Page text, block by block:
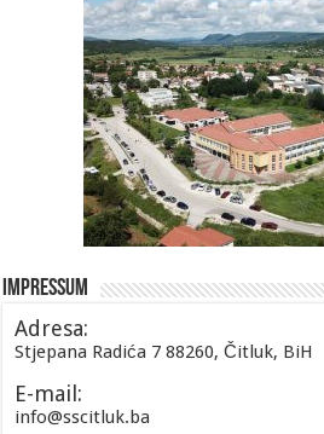
Impressum
Adresa:
Stjepana Radića 7 88260, Čitluk, BiH
E-mail:
info@sscitluk.ba